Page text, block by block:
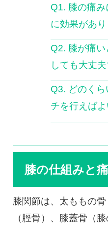
Q1. 膝の痛
に効果があり
Q2. 膝が痛
しても大丈
Q3. どのく
チを行えば
膝の仕組みと
膝関節は、太ももの
（脛骨）、膝蓋骨（